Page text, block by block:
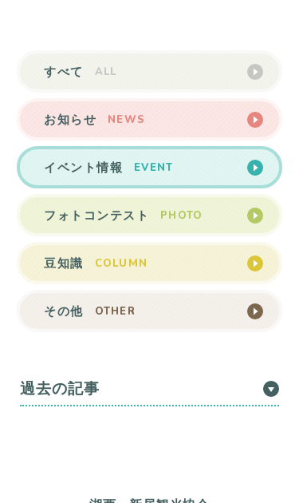
ALL
すべて
NEWS
お知らせ
EVENT
イベント情報
PHOTO
フォトコンテスト
COLUMN
豆知識
OTHER
その他
過去の記事